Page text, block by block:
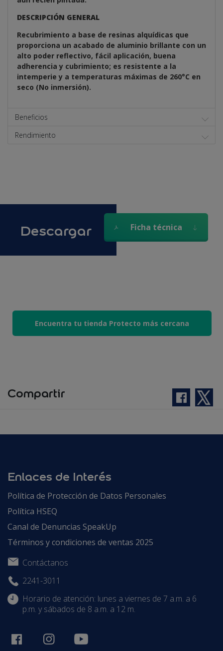
DESCRIPCIÓN GENERAL
Recubrimiento a base de resinas alquídicas que
proporciona un acabado de aluminio brillante con un
alto poder reflectivo, fácil aplicación, buena
adherencia y cubrimiento; es resistente a la
intemperie y a temperaturas máximas de 260°C en
seco (No inmersión).
Beneficios
Rendimiento
Descargar Ficha técnica
Encuentra tu tienda Protecto más cercana
Compartir
Enlaces de Interés
Política de Protección de Datos Personales
Política HSEQ
Canal de Denuncias SpeakUp
Términos y condiciones de ventas 2025
Contáctanos
2241-3011
Horario de atención: lunes a viernes de 7 a.m. a 6
p.m. y sábados de 8 a.m. a 12 m.